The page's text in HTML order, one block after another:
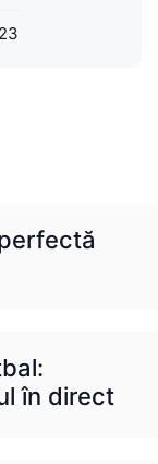
în direct